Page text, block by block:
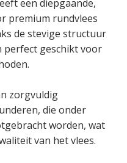
een diepgaande,
premium rundvlees
de stevige structuur
perfect geschikt voor
zorgvuldig
die onder
worden, wat
van het vlees.